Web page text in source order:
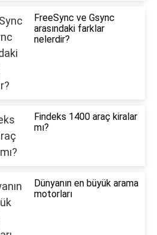
FreeSync ve Gsync
arasındaki farklar
nelerdir?
Findeks 1400 araç kiralar
mı?
Dünyanın en büyük arama
motorları